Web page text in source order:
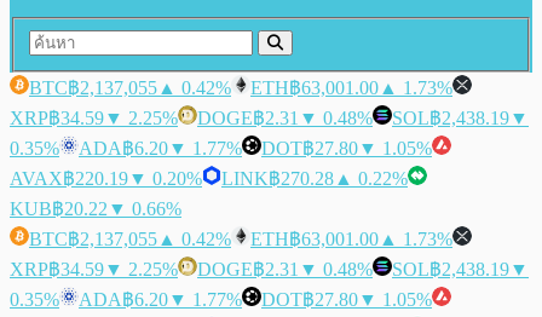
BTC฿2,137,055 ▲ 0.42% ETH฿63,001.00 ▲ 1.73%
XRP฿34.59▼ 2.25% DOGE฿2.31 ▼ 0.48% SOL฿2,438.19▼
0.35%
ADA฿6.20▼ 1.77% DOT฿27.80▼ 1.05%
AVAX฿220.19▼ 0.20% LINK฿270.28 ▲ 0.22%
KUB฿20.22 ▼ 0.66%
BTC฿2,137,055 ▲ 0.42% ETH฿63,001.00 ▲ 1.73%
XRP฿34.59▼ 2.25% DOGE฿2.31 ▼ 0.48% SOL฿2,438.19▼
0.35%
ADA฿6.20▼ 1.77% DOT฿27.80▼ 1.05%